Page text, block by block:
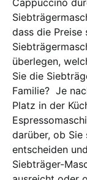
Cappuccino
dass die Preise
überlegen,
Sie die
Familie? Je
Platz in der
darüber, ob Sie
entscheiden
Siebträger-